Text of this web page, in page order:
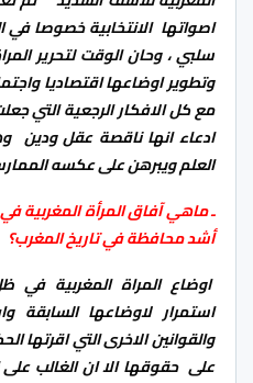
اصواتها الانتخابية خصوصا في
سلبي ، وحان الوقت لتحرير
وتطوير اوضاعها اقتصاديا
مع كل الافكار الرجعية التي
ادعاء انها ناقصة عقل ودين
العلم ويبرهن على عكسه
ـ ماهي آفاق المرأة المغربية
أشد محافظة في تاريخ المغرب؟
اوضاع المراة المغربية في
استمرار لاوضاعها السابقة
والقوانين الاخرى التي
على حقوقها الا ان الغالب